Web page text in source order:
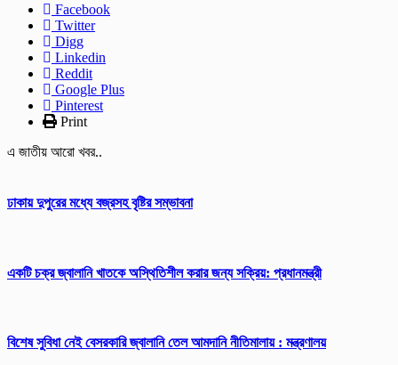
Facebook
Twitter
Digg
Linkedin
Reddit
Google Plus
Pinterest
Print
এ জাতীয় আরো খবর..
ঢাকায় দুপুরের মধ্যে বজ্রসহ বৃষ্টির সম্ভাবনা
একটি চক্র জ্বালানি খাতকে অস্থিতিশীল করার জন্য সক্রিয়: প্রধানমন্ত্রী
বিশেষ সুবিধা নেই বেসরকারি জ্বালানি তেল আমদানি নীতিমালায় : মন্ত্রণালয়